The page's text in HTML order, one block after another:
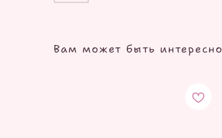
Вам может быть интересно